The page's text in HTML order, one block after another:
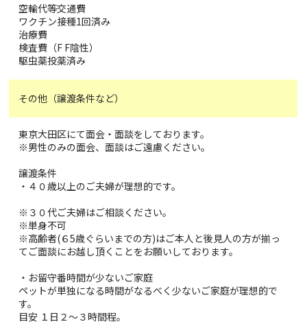
空輸代等交通費
ワクチン接種1回済み
治療費
検査費（F F陰性）
駆虫薬投薬済み
その他（譲渡条件など）
東京大田区にて面会・面談をしております。
※男性のみの面会、面談はご遠慮ください。
譲渡条件
・４０歳以上のご夫婦が理想的です。
※３０代ご夫婦はご相談ください。
※単身不可
※高齢者(６5歳ぐらいまでの方)はご本人と後見人の方が揃っ
てご面談にお越し頂くことをお願いしております。
・お留守番時間が少ないご家庭
ペットが単独になる時間がなるべく少ないご家庭が理想的で
す。
目安 １日２～３時間程。